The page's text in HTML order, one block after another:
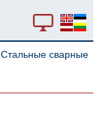
Стальные сварные